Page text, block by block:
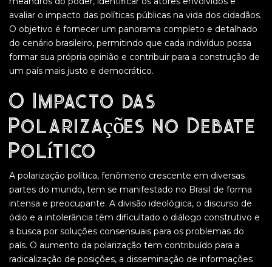
avaliar o impacto das políticas públicas na vida dos cidadãos.
O objetivo é fornecer um panorama completo e detalhado
do cenário brasileiro, permitindo que cada indivíduo possa
formar sua própria opinião e contribuir para a construção de
um país mais justo e democrático.
O Impacto das
Polarizações no Debate
Político
A polarização política, fenômeno crescente em diversas
partes do mundo, tem se manifestado no Brasil de forma
intensa e preocupante. A divisão ideológica, o discurso de
ódio e a intolerância têm dificultado o diálogo construtivo e
a busca por soluções consensuais para os problemas do
país. O aumento da polarização tem contribuído para a
radicalização de posições, a disseminação de informações